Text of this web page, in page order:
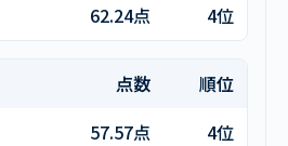
62.24点 4位
点数
順位
57.57点 4位